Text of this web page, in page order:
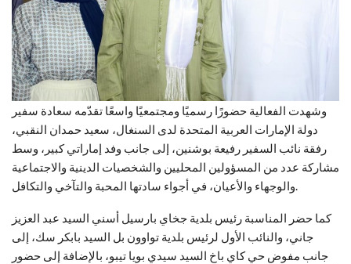
وشهدت الفعالية حضورًا رسميًا ومجتمعيًا واسعًا تقدّمه سعادة سفير
دولة الإمارات العربية المتحدة لدى السنغال، سعيد حمدان النقبي،
رفقة نائب السفير رفيعة بوشنين، إلى جانب وفد إماراتي كبير، وسط
مشاركة عدد من المسؤولين المحليين والشخصيات الدينية والاجتماعية
والوجهاء والأعيان، في أجواء سادتها المحبة والتآخي والتكافل.
كما حضر المناسبة رئيس بلدية جخاي بارسيل أسني السيد عبد العزيز
جاني، والنائب الأول لرئيس بلدية تواوون بل السيد بابكر سك، إلى
جانب مفوض حي كاي باخ السيد سيدي بويا تيبو، بالإضافة إلى حضور